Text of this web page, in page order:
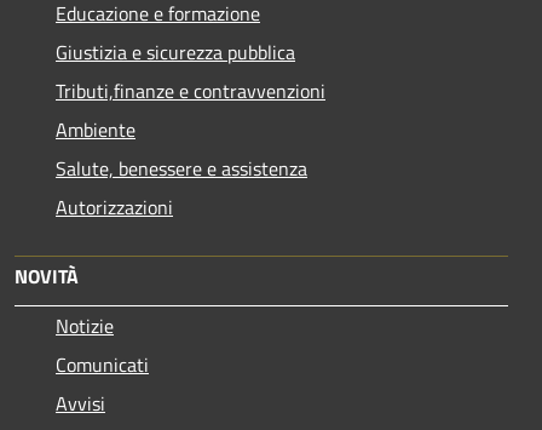
Educazione e formazione
Giustizia e sicurezza pubblica
Tributi,finanze e contravvenzioni
Ambiente
Salute, benessere e assistenza
Autorizzazioni
NOVITÀ
Notizie
Comunicati
Avvisi